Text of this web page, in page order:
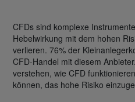
CFDs sind komplexe
Hebelwirkung mit dem hohen
verlieren. 76% der
CFD-Handel mit diesem
verstehen, wie CFD
können, das hohe Risiko